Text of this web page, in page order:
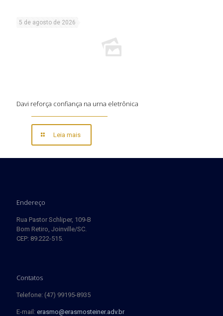
5 de agosto de 2026
Davi reforça confiança na urna eletrônica
Leia mais
Endereço
Rua Pastor Schliper, 109-B
Bom Retiro, Joinville/SC.
CEP: 89.222-515.
Contatos
Telefone: (47) 99195-8935
E-mail: erasmo@erasmosteiner.adv.br